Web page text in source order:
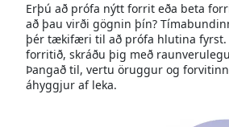
Erþú að prófa nýtt forrit eða beta
að þau virði gögnin þín?
þér tækifæri til að prófa hlutina fyrst.
forritið, skráðu þig með
Þangað til, vertu öruggur og
áhyggjur af leka.